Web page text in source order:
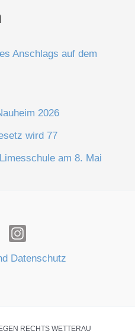
Anschlags auf dem
2026
wird 77
am 8. Mai
Datenschutz
RECHTS WETTERAU